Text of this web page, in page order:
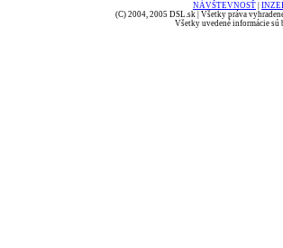
NÁVŠTEVNOSŤ
(C) 2004, 2005 DSL.sk | Všetky práva
Všetky uvedené informácie sú